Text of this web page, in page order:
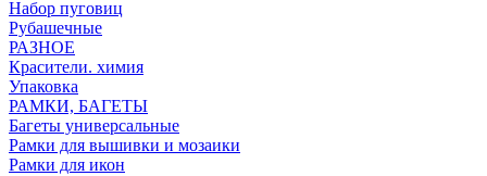
Набор пуговиц
Рубашечные
РАЗНОЕ
Красители. химия
Упаковка
РАМКИ, БАГЕТЫ
Багеты универсальные
Рамки для вышивки и мозаики
Рамки для икон